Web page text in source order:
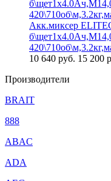
Акк.миксер
10 640 руб. 15 200
Производители
BRAIT
888
ABAC
ADA